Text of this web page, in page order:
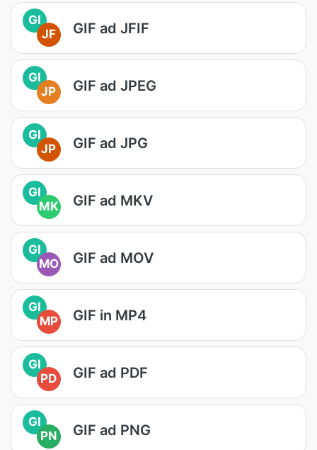
GI
JF
GIF ad JFIF
GI
JP
GIF ad JPEG
GI
JP
GIF ad JPG
GI
MK
GIF ad MKV
GI
MO
GIF ad MOV
GI
MP
GIF in MP4
GI
PD
GIF ad PDF
GI
PN
GIF ad PNG